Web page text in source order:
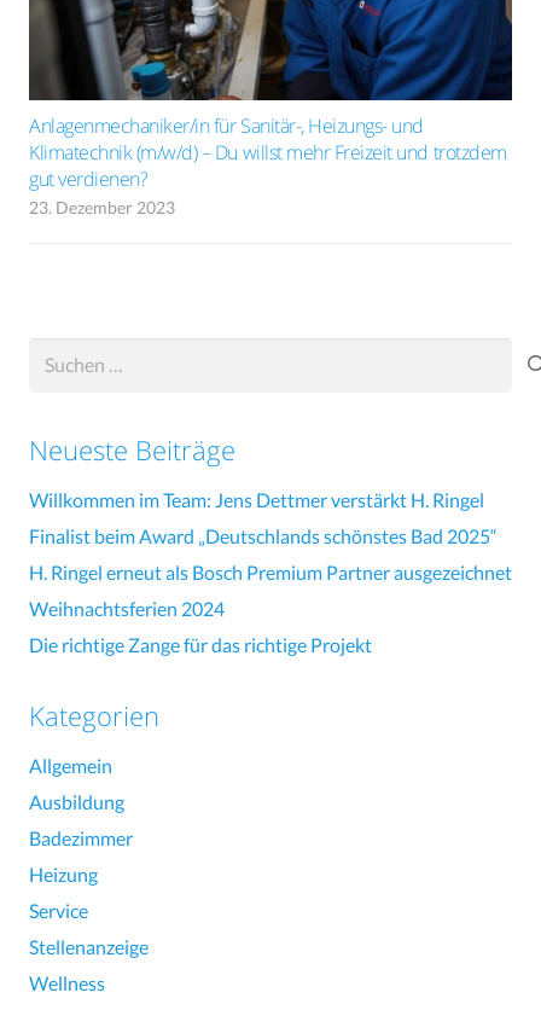
Anlagenmechaniker/in für Sanitär-, Heizungs- und
Klimatechnik (m/w/d) – Du willst mehr Freizeit und trotzdem
gut verdienen?
23. Dezember 2023
Suchen
Neueste Beiträge
Willkommen im Team: Jens Dettmer verstärkt H. Ringel
Finalist beim Award „Deutschlands schönstes Bad 2025“
H. Ringel erneut als Bosch Premium Partner ausgezeichnet
Weihnachtsferien 2024
Die richtige Zange für das richtige Projekt
Kategorien
Allgemein
Ausbildung
Badezimmer
Heizung
Service
Stellenanzeige
Wellness